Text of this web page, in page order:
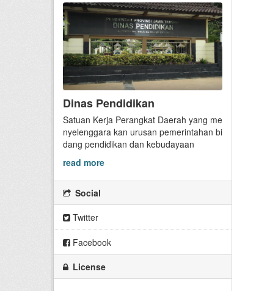
Dinas Pendidikan
Satuan Kerja Perangkat Daerah yang me
nyelenggara kan urusan pemerintahan bi
dang pendidikan dan kebudayaan
read more
Social
Twitter
Facebook
License